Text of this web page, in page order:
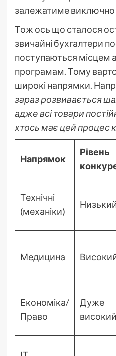
залежатиме виключно
Тож ось що сталося
звичайні бухгалтери
поступаються місцем
програмам. Тому
широкі напрямки.
зараз розвивається
адже всі товари
хтось має цей процес
Напрямок
Рівень
Технічні
(механіки)
Низький
Медицина
Економіка/
Право
Дуже
високий